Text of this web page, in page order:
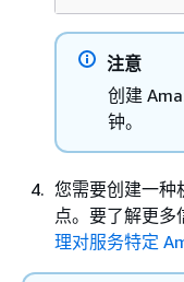
注意
创建
钟。
您需要创建一种
点。要了解更多
理对服务特定